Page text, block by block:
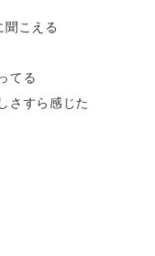
聞こえる
てる
さすら感じた